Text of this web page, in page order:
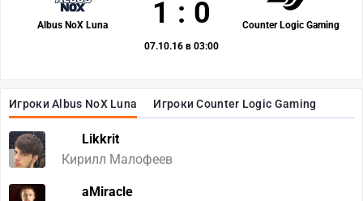
Игроки Albus NoX Luna Игроки Counter Logic Gaming
Likkrit
Кирилл Малофеев
aMiracle
Albus NoX Luna Counter Logic Gaming
1 : 0
07.10.16 в 03:00